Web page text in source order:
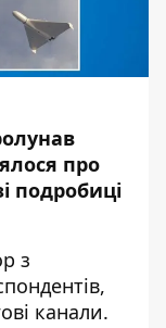
про
подробиці
з
канали.